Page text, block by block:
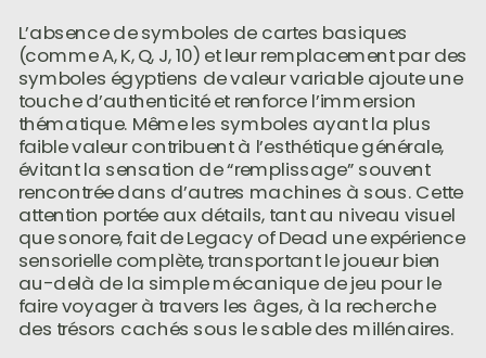
L’absence de symboles de cartes basiques
(comme A, K, Q, J, 10) et leur remplacement par des
symboles égyptiens de valeur variable ajoute une
touche d’authenticité et renforce l’immersion
thématique. Même les symboles ayant la plus
faible valeur contribuent à l’esthétique générale,
évitant la sensation de “remplissage” souvent
rencontrée dans d’autres machines à sous. Cette
attention portée aux détails, tant au niveau visuel
que sonore, fait de Legacy of Dead une expérience
sensorielle complète, transportant le joueur bien
au-delà de la simple mécanique de jeu pour le
faire voyager à travers les âges, à la recherche
des trésors cachés sous le sable des millénaires.